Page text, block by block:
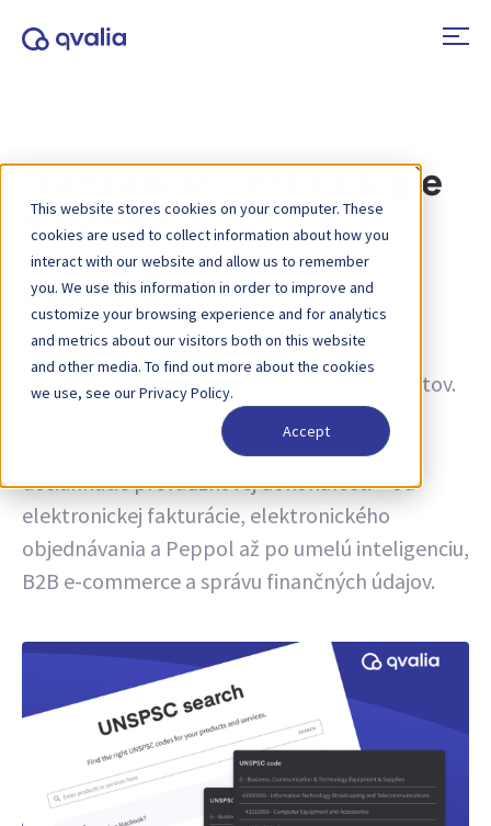
This website stores cookies on your computer. These
cookies are used to collect information about how you
interact with our website and allow us to remember
you. We use this information in order to improve and
customize your browsing experience and for analytics
and metrics about our visitors both on this website
and other media. To find out more about the cookies
we use, see our Privacy Policy.
Accept
Transakcie, technológie
a trendy
Tagy:
Informácie o transakciách, technológiách a
trendoch a novinky o aktualizáciách produktov.
Získajte viac informácií o tom, ako zlepšiť
procesy a ako využiť transakčné údaje na
dosiahnutie prevádzkovej dokonalosti – od
elektronickej fakturácie, elektronického
objednávania a Peppol až po umelú inteligenciu,
B2B e-commerce a správu finančných údajov.